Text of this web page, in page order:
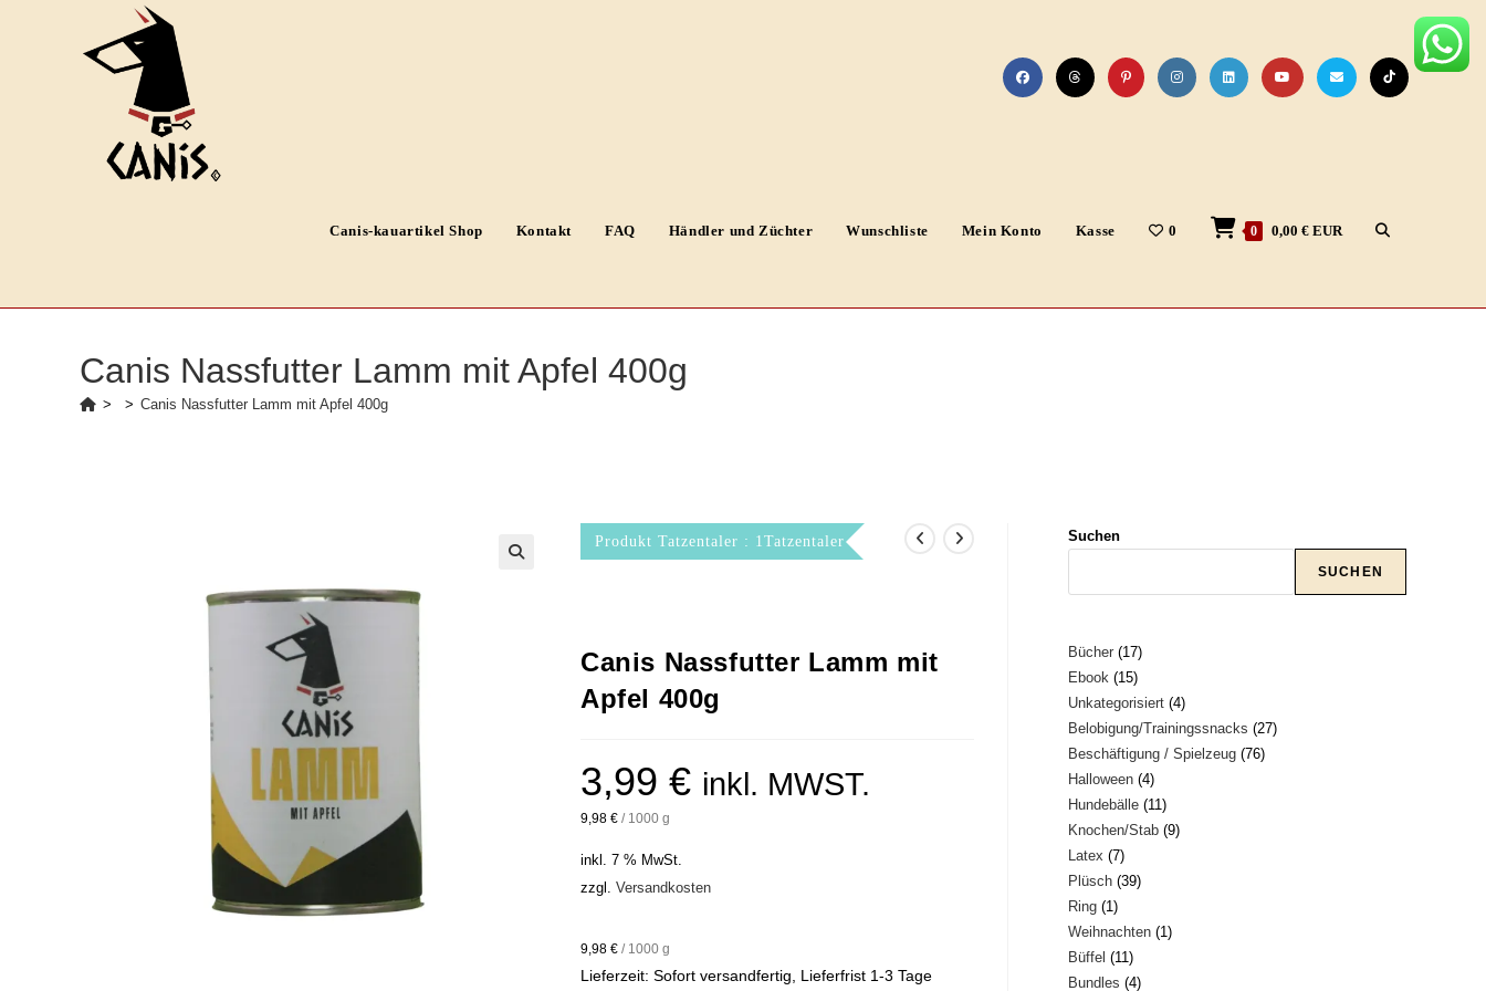
Canis-kauartikel Shop Kontakt FAQ Händler und Züchter Wunschliste Mein Konto Kasse 0 0 0,00 € EUR Website-
Canis Nassfutter Lamm mit Apfel 400g
> > Canis Nassfutter Lamm mit Apfel 400g
Produkt Tatzentaler : 1Tatzentaler
Canis Nassfutter Lamm mit
Apfel 400g
3,99€ inkl. MWST.
9,98€ / 1000 g
inkl. 7 % MwSt.
zzgl.Versandkosten
9,98€ / 1000 g
Lieferzeit:Sofort versandfertig, Lieferfrist 1-3 Tage
Suchen
SUCHEN
Bücher 1717
Produkte
Ebook 1515
Produkte
Unkategorisiert 44
Produkte
Belobigung/Trainingssnacks 2727
Beschäftigung / Spielzeug 7676
Halloween 44
Produkte
Hundebälle 1111
Produkte
Knochen/Stab 99
Latex 77
Produkte
Plüsch 3939
Ring 11
Produkt
Weihnachten 11
Büffel 1111
Produkte
Bundles 44